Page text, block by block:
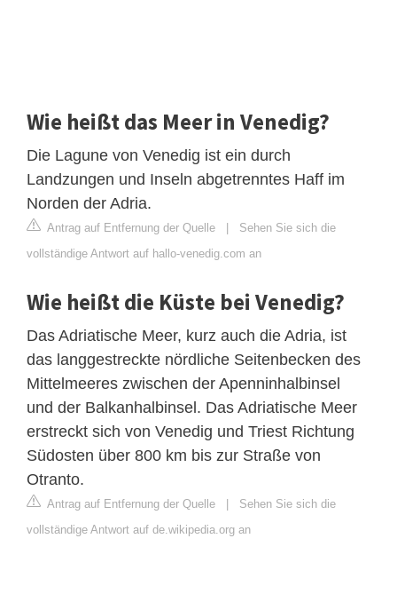
Wie heißt das Meer in Venedig?
Die Lagune von Venedig ist ein durch
Landzungen und Inseln abgetrenntes Haff im
Norden der Adria.
Antrag auf Entfernung der Quelle
Sehen Sie sich die
vollständige Antwort auf hallo-venedig.com an
Wie heißt die Küste bei Venedig?
Das Adriatische Meer, kurz auch die Adria, ist
das langgestreckte nördliche Seitenbecken des
Mittelmeeres zwischen der Apenninhalbinsel
und der Balkanhalbinsel. Das Adriatische Meer
erstreckt sich von Venedig und Triest Richtung
Südosten über 800 km bis zur Straße von
Otranto.
Antrag auf Entfernung der Quelle
Sehen Sie sich die
vollständige Antwort auf de.wikipedia.org an